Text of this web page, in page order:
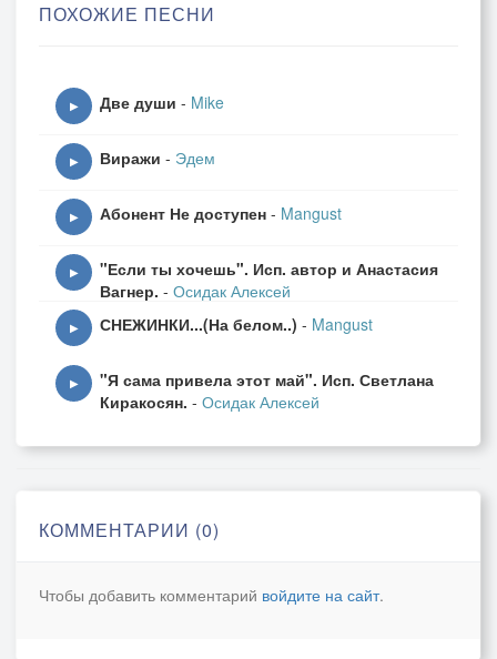
ПОХОЖИЕ ПЕСНИ
▶ Две души - Mike
▶ Виражи - Эдем
▶ Абонент Не доступен - Mangust
▶
"Если ты хочешь". Исп. автор и Анастасия
Вагнер. - Осидак Алексей
▶ СНЕЖИНКИ...(На белом..) - Mangust
▶
"Я сама привела этот май". Исп. Светлана
Киракосян. - Осидак Алексей
КОММЕНТАРИИ (0)
Чтобы добавить комментарий войдите на сайт.